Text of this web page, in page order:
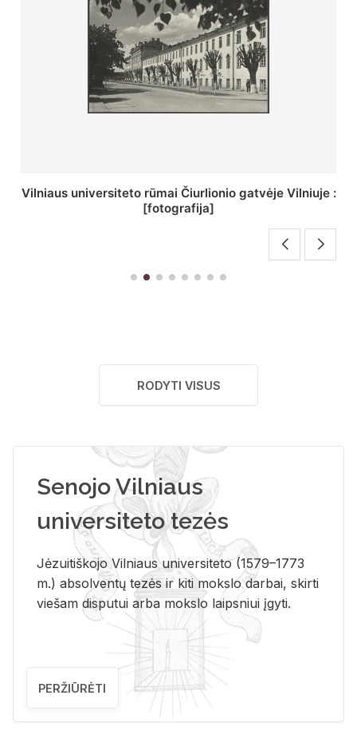
St. Batoro universiteto J. Pilsudskio kolegija :
[fotografija]
RODYTI VISUS
Senojo Vilniaus
universiteto tezės
Jėzuitiškojo Vilniaus universiteto (1579–1773
m.) absolventų tezės ir kiti mokslo darbai, skirti
viešam disputui arba mokslo laipsniui įgyti.
PERŽIŪRĖTI